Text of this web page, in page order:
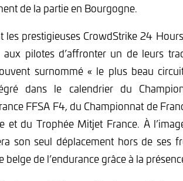
de la partie en Bourgogne.
les prestigieuses CrowdStrike 24
pilotes d’affronter un de leurs
surnommé « le plus beau
dans le calendrier du
FFSA F4, du Championnat de
et du Trophée Mitjet France. À
son seul déplacement hors de ses
belge de l’endurance grâce à la